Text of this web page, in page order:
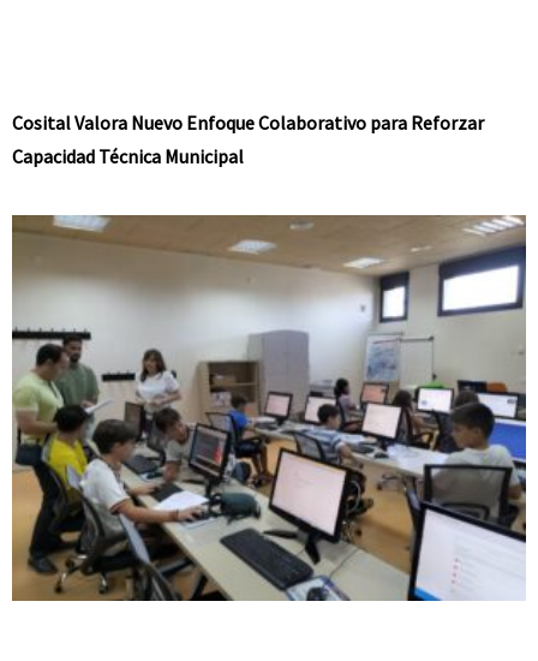
Cosital Valora Nuevo Enfoque Colaborativo para Reforzar
Capacidad Técnica Municipal